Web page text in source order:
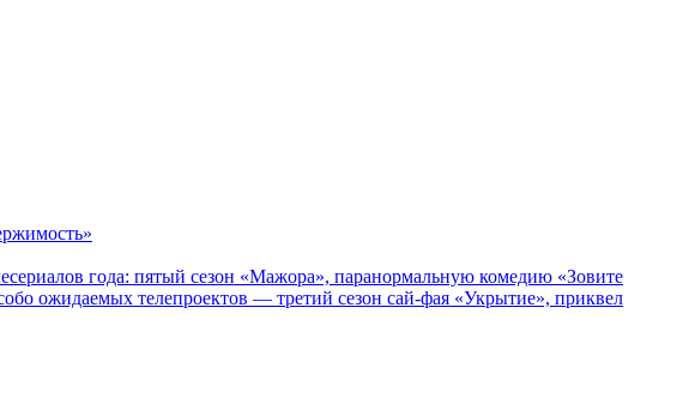
года: пятый сезон «Мажора», паранормальную комедию «Зовите
ожидаемых телепроектов — третий сезон сай-фая «Укрытие», приквел